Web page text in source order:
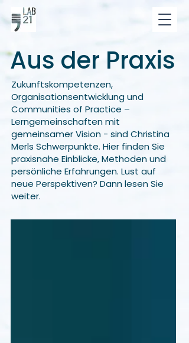
Aus der Praxis
Zukunftskompetenzen,
Organisationsentwicklung und
Communities of Practice –
Lerngemeinschaften mit
gemeinsamer Vision - sind Christina
Merls Schwerpunkte. Hier finden Sie
praxisnahe Einblicke, Methoden und
persönliche Erfahrungen. Lust auf
neue Perspektiven? Dann lesen Sie
weiter.